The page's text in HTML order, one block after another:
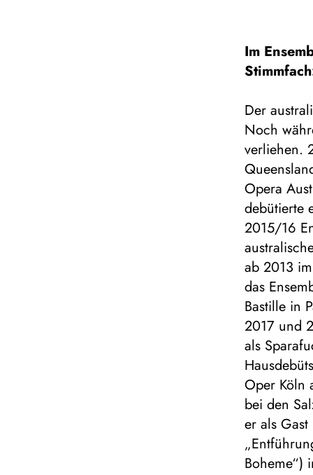
Im
Der
Noch
verliehen.
Opera
debütierte
2015/16
ab 2013
das
Bastille in
2017 und
als
Oper Köln
bei den
er als
Boheme“)